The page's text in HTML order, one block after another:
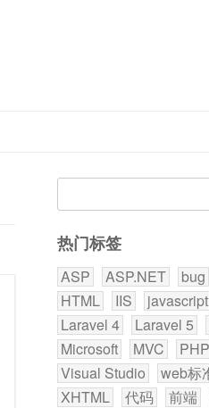
索：
热门标签
ASP ASP.NET bug
HTML
IIS javascript
Laravel 4
Laravel 5
Microsoft
MVC PHP
Visual Studio
web标
XHTML
代码 前端